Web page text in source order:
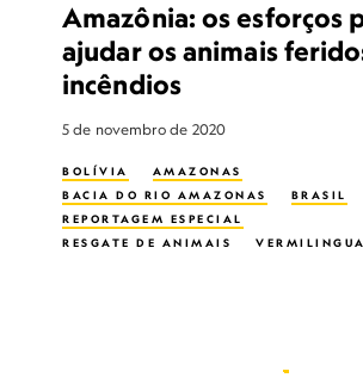
Amazônia: os esforços
ajudar os animais
incêndios
5 de novembro de 2020
BOLÍVIA
AMAZONAS
BACIA DO RIO AMAZONAS
BRASIL
REPORTAGEM ESPECIAL
RESGATE DE ANIMAIS
VERMILINGUA